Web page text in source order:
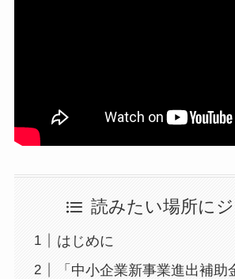
読みたい場所に
はじめに
「中小企業新事業進出補助